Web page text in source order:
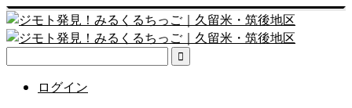

ログイン